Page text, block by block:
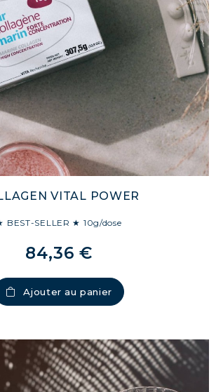
VITAL POWER
BEST-SELLER ★ 10g/dose
84,36 €
Ajouter au panier